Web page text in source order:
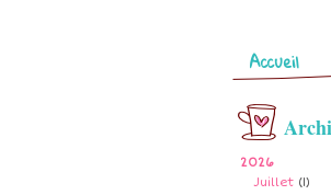
Pages
Accueil
2026
Juillet (1)